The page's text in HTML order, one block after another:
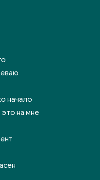
начало
на мне